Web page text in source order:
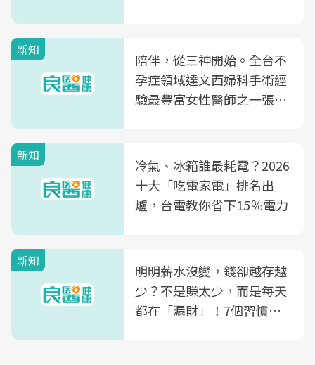
新知
陪伴，從三神開始。全台不
孕症領域達文西婦科手術經
驗最豐富女性醫師之一張永
光田醫院建構360度女性健
康照護生態圈
新知
冷氣、冰箱誰最耗電？2026
十大「吃電家電」排名出
爐，台電教你省下15％電力
新知
明明薪水沒變，錢卻越存越
少？不是賺太少，而是每天
都在「漏財」！7個習慣一